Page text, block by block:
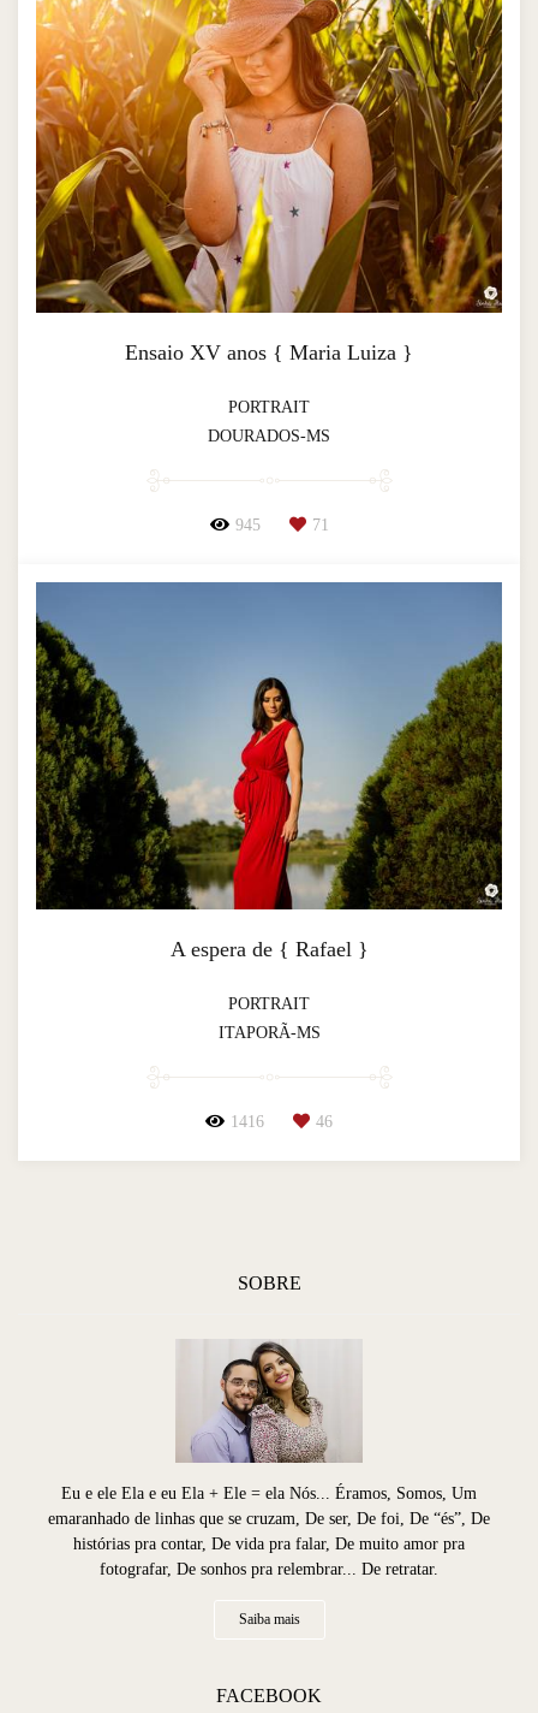
Ensaio XV anos { Maria Luiza }
PORTRAIT
DOURADOS-MS
945 71
A espera de { Rafael }
PORTRAIT
ITAPORÃ-MS
1416 46
SOBRE
Eu e ele Ela e eu Ela + Ele = ela Nós... Éramos, Somos, Um
emaranhado de linhas que se cruzam, De ser, De foi, De “és”, De
histórias pra contar, De vida pra falar, De muito amor pra
fotografar, De sonhos pra relembrar... De retratar.
Saiba mais
FACEBOOK